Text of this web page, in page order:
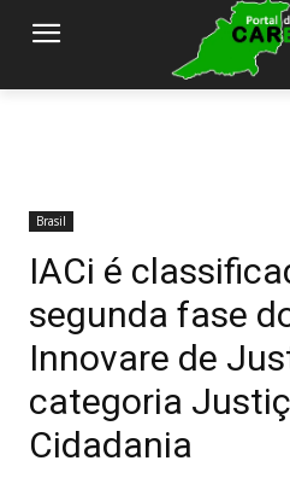
Brasil
IACi é
segunda fase
Innovare de
categoria
Cidadania